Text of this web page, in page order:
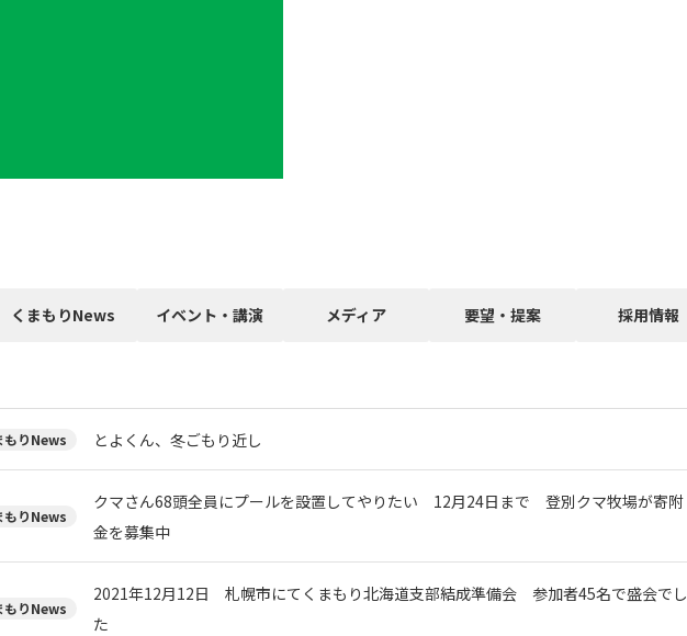
くまもりNews イベント・講演 メディア 要望・提案 採用情報
もりNews とよくん、冬ごもり近し
もりNews
クマさん68頭全員にプールを設置してやりたい 12月24日まで 登別クマ牧場が寄附
金を募集中
もりNews
2021年12月12日 札幌市にてくまもり北海道支部結成準備会 参加者45名で盛会でし
た